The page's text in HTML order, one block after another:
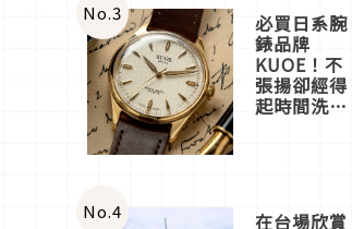
No.3 必買日系腕
錶品牌
KUOE！不
張揚卻經得
起時間洗鍊
No.4 在台場欣賞